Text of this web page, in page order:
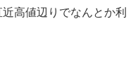
高値辺りでなんとか利